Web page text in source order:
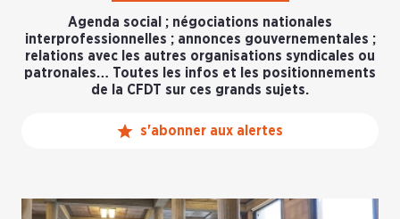
Agenda social ; négociations nationales
interprofessionnelles ; annonces gouvernementales ;
relations avec les autres organisations syndicales ou
patronales… Toutes les infos et les positionnements
de la CFDT sur ces grands sujets.
s'abonner aux alertes